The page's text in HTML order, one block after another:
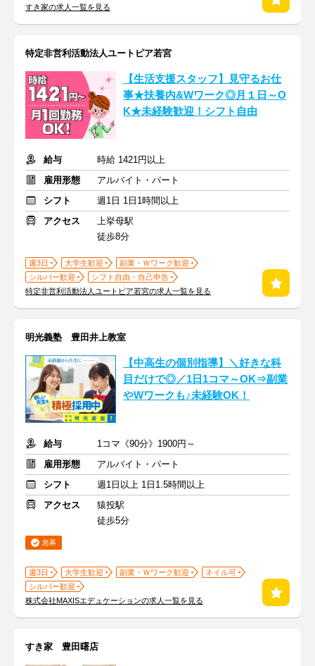
すき家の求人一覧を見る
特定非営利活動法人ユートピア若宮
【生活支援スタッフ】見守るお仕
事★扶養内&Wワーク◎月１日～O
K★未経験歓迎！シフト自由
給与
時給 1421円以上
雇用形態
アルバイト・パート
シフト
週1日 1日1時間以上
アクセス
上挙母駅
徒歩8分
週3日 大学生歓迎
副業・Ｗワーク歓迎
シルバー歓迎
シフト自由・自己申告
特定非営利活動法人ユートピア若宮の求人一覧を見る
明光義塾 豊田井上教室
【中高生の個別指導】＼好きな科
目だけで◎／1日1コマ～OK⇒副業
やWワークも♪未経験OK！
給与
1コマ《90分》1900円～
雇用形態
アルバイト・パート
シフト
週1日以上 1日1.5時間以上
アクセス
猿投駅
徒歩5分
急募
週3日 大学生歓迎 副業・Ｗワーク歓迎
ネイル可
シルバー歓迎
株式会社MAXISエデュケーションの求人一覧を見る
すき家 豊田曙店